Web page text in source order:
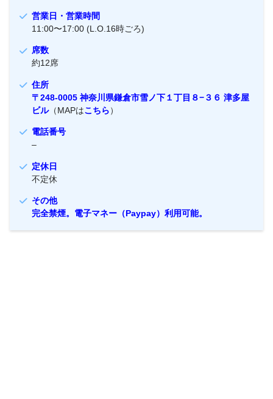
営業日・営業時間
11:00〜17:00 (L.O.16時ごろ)
席数
約12席
住所
〒248-0005 神奈川県鎌倉市雪ノ下１丁目８−３６ 津多屋
ビル（MAPはこちら）
電話番号
–
定休日
不定休
その他
完全禁煙。電子マネー（Paypay）利用可能。